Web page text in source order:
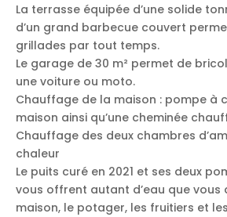
La terrasse équipée d’une solide
d’un grand barbecue couvert
grillades par tout temps.
Le garage de 30 m² permet de
une voiture ou moto.
Chauffage de la maison : pompe à
maison ainsi qu’une cheminée
Chauffage des deux chambres
chaleur
Le puits curé en 2021 et ses deux
vous offrent autant d’eau que vous
maison, le potager, les fruitiers et